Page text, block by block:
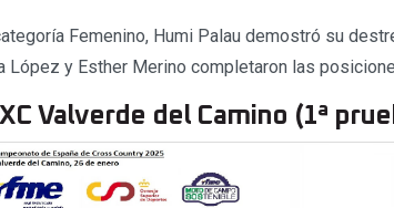
Femenino, Humi Palau demostró su
López y Esther Merino completaron las
Valverde del Camino (1ª